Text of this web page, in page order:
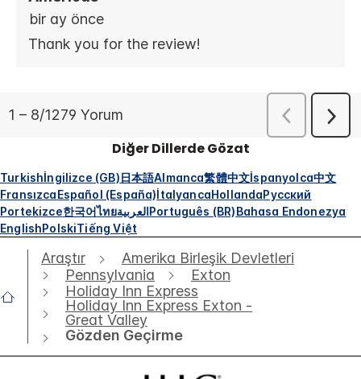
Diğer Dillerde Gözat
Turkishİngilizce (GB)日本語Almanca繁體中文İspanyolca中文
FransızcaEspañol (España)İtalyancaHollandaРусский
Portekizce한국어ไทยالعربيةPortuguês (BR)Bahasa Endonezya
EnglishPolskiTiếng Việt
Araştır
Amerika Birleşik Devletleri
Pennsylvania
Exton
Holiday Inn Express
Holiday Inn Express Exton -
Great Valley
Gözden Geçirme